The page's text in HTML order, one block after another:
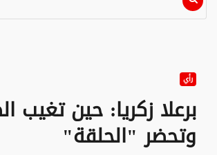
رأي
برعلا زكريا: حين تغيب
وتحضر "الحلقة"